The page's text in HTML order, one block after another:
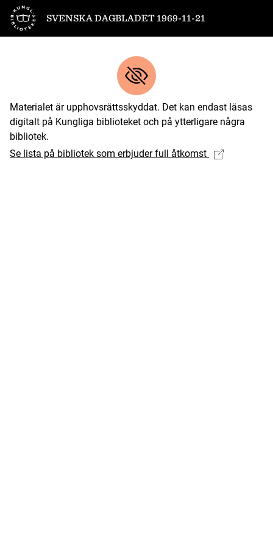
Till startsidan
SVENSKA DAGBLADET 1969-11-21
Materialet är upphovsrättsskyddat. Det kan endast läsas
digitalt på Kungliga biblioteket och på ytterligare några
bibliotek.
Se lista på bibliotek som erbjuder full åtkomst